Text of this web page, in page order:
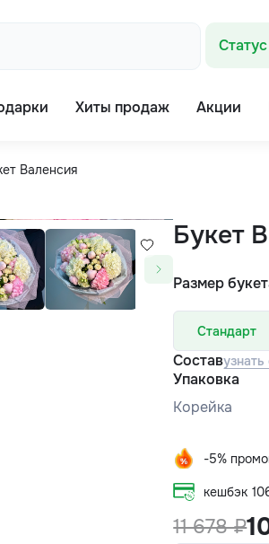
Хиты продаж Акции
Валенсия
Букет
Размер
Стандарт
Составузнать
Упаковка
Корейка
-5%
кешбэк
11 678 ₽